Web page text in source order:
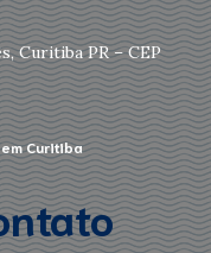
Curitiba PR – CEP
Curitiba